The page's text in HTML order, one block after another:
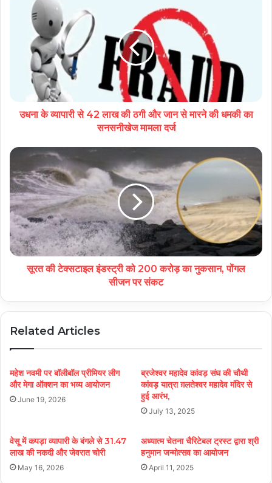
उधना के व्यापारी से 42 लाख की ठगी और जान से मारने की धमकी का
सनसनीखेज मामला दर्ज
सूरत की टेक्सटाइल इंडस्ट्री को 200 करोड़ का नुकसान, पोंगल
सीजन पर संकट
Related Articles
महेश नवमी पर बॉलीबॉल प्रीमियर लीग
और मेगा ऑक्शन का भव्य आयोजन
June 19, 2026
ब्रजेश्वर महादेव कांवड़ संघ की चौथी
कांवड़ यात्रा ग़लतेश्वर महादेव मंदिर से
हुई आरंभ,
July 13, 2025
वेसू में कपड़ा व्यापारी के बंगले से 31.47
लाख की नकदी और जेवरात चोरी
May 16, 2026
अध्यात्म चेतना चैरिटेबल ट्रस्ट द्वारा श्री
हनुमान जन्मोत्सव का आयोजन
April 11, 2025